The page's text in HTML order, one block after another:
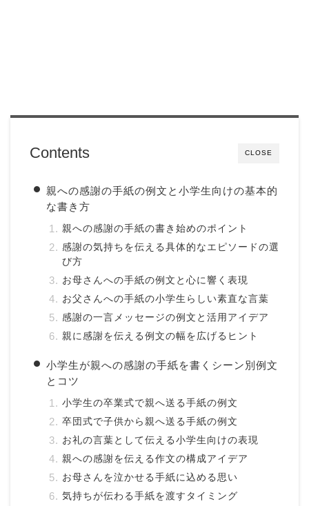
CLOSE
Contents
親への感謝の手紙の例文と小学生向けの基本的
な書き方
親への感謝の手紙の書き始めのポイント
感謝の気持ちを伝える具体的なエピソードの選
び方
お母さんへの手紙の例文と心に響く表現
お父さんへの手紙の小学生らしい素直な言葉
感謝の一言メッセージの例文と活用アイデア
親に感謝を伝える例文の幅を広げるヒント
小学生が親への感謝の手紙を書くシーン別例文
とコツ
小学生の卒業式で親へ送る手紙の例文
卒団式で子供から親へ送る手紙の例文
お礼の言葉として伝える小学生向けの表現
親への感謝を伝える作文の構成アイデア
お母さんを泣かせる手紙に込める思い
気持ちが伝わる手紙を渡すタイミング